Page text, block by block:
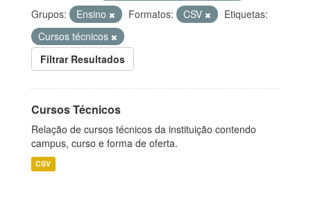
Grupos:
Ensino Formatos: CSV
Etiquetas:
Cursos técnicos
Filtrar Resultados
Cursos Técnicos
Relação de cursos técnicos da instituição contendo
campus, curso e forma de oferta.
CSV